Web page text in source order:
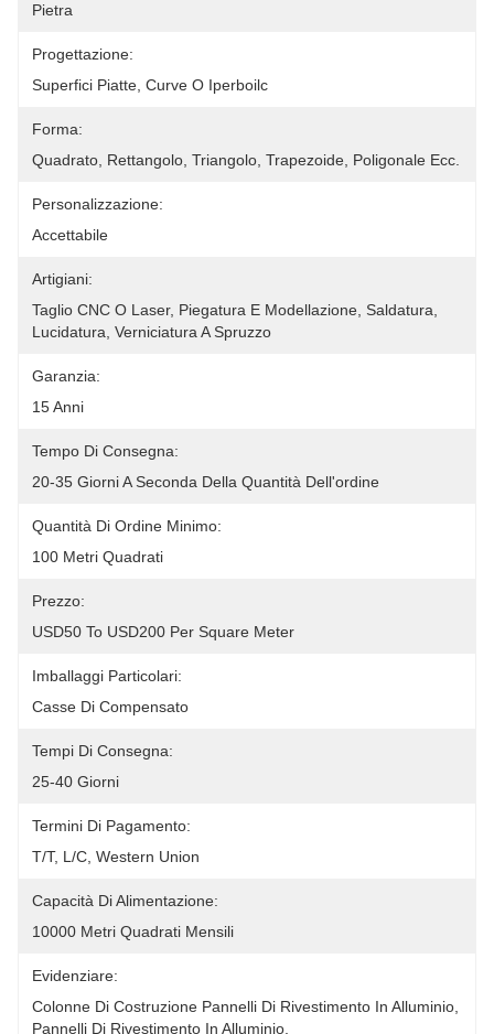
Pietra
Progettazione:
Superfici Piatte, Curve O Iperboilc
Forma:
Quadrato, Rettangolo, Triangolo, Trapezoide, Poligonale Ecc.
Personalizzazione:
Accettabile
Artigiani:
Taglio CNC O Laser, Piegatura E Modellazione, Saldatura,
Lucidatura, Verniciatura A Spruzzo
Garanzia:
15 Anni
Tempo Di Consegna:
20-35 Giorni A Seconda Della Quantità Dell'ordine
Quantità Di Ordine Minimo:
100 Metri Quadrati
Prezzo:
USD50 To USD200 Per Square Meter
Imballaggi Particolari:
Casse Di Compensato
Tempi Di Consegna:
25-40 Giorni
Termini Di Pagamento:
T/T, L/C, Western Union
Capacità Di Alimentazione:
10000 Metri Quadrati Mensili
Evidenziare:
Colonne Di Costruzione Pannelli Di Rivestimento In Alluminio
Pannelli Di Rivestimento In Alluminio